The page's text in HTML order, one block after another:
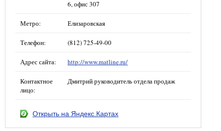
6, офис 307
Метро: Елизаровская
Телефон: (812) 725-49-00
Адрес сайта: http://www.matline.ru/
Контактное
лицо:
Дмитрий руководитель отдела продаж
Открыть на Яндекс.Картах